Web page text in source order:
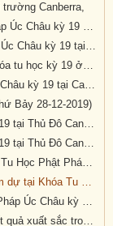
Canberra,
Thời Khóa Giảng Dạy Khóa Tu Học Phật Pháp Úc Châu kỳ 19 tại Canberra
Day 1: Lễ Khai Mạc Khóa Tu Học Phật Pháp Úc Châu kỳ 19 tại Canberra, Úc Châu (Thứ Sáu 27-12-2019)
Day 1 giảng Pháp (thứ sáu 27/12/2019 tại Khóa tu học kỳ 19 ở Canberra)
Day 2: Hình ảnh Khóa Tu Học Phật Pháp Úc Châu kỳ 19 tại Canberra, Úc Châu (Thứ Bảy 28-12-2019)
Bảy 28-12-2019)
Day 3: Khóa Tu Học Phật Pháp Úc Châu Kỳ 19 tại Thủ Đô Canberra
Day 4: Khóa Tu Học Phật Pháp Úc Châu Kỳ 19 tại Thủ Đô Canberra
Day 5: Công phu, khai thị và lễ bế mạc Khóa Tu Học Phật Pháp Úc Châu kỳ 19 tại Canberra (Thứ Ba, 31/12/2019)
Hình group lưu niệm từng đơn vị tự viện tham dự tại Khóa Tu Học Phật Pháp Úc Châu kỳ 19 tại Canberra
Danh Sách Cúng Dường Khóa Tu Học Phật Pháp Úc Châu kỳ 19 (2019) tại Canberra
Bằng Khen Tặng quý Phật tử học viên đạt kết quả xuất sắc trong kỳ thi cuối khóa